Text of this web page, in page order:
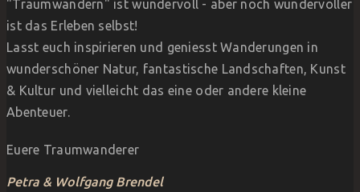
"Traumwandern" ist wundervoll - aber noch wundervoller
ist das Erleben selbst!
Lasst euch inspirieren und geniesst Wanderungen in
wunderschöner Natur, fantastische Landschaften, Kunst
& Kultur und vielleicht das eine oder andere kleine
Abenteuer.
Euere Traumwanderer
Petra & Wolfgang Brendel